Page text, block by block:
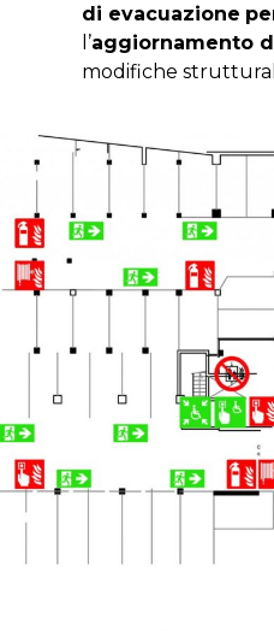
di evacuazione
l’aggiornamento
modifiche